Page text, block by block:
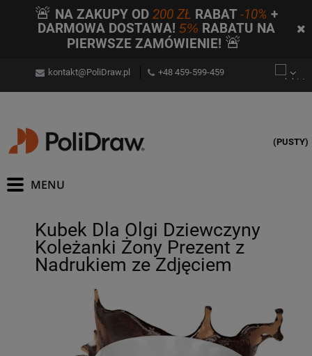
🚨 NA ZAKUPY OD200 ZŁ RABAT-10% +
DARMOWA DOSTAWA! 5% RABATU NA
PIERWSZE ZAMÓWIENIE! 🚨
kontakt@PoliDraw.pl +48 459-599-459
(PUSTY)
Kubek Dla Olgi Dziewczyny
Koleżanki Żony Prezent z
Nadrukiem ze Zdjęciem